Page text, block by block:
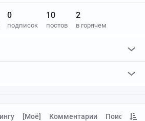
0
подписок
10
постов
2
в горячем
[моё] Комментарии Поиск